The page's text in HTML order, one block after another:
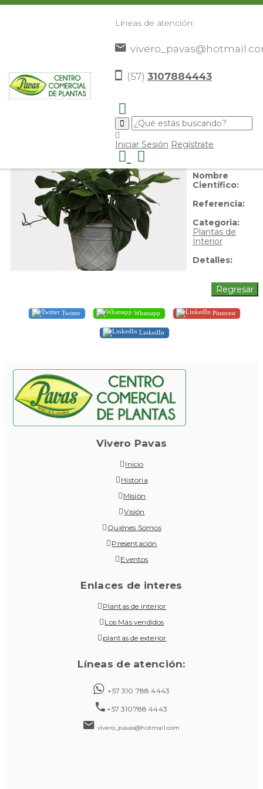
Líneas de atención:
(57) 3107884443
Iniciar Sesión Regístrate
Miami Negro
Común:
Nombre
Científico:
Referencia:
Categoria:
Plantas de
Interior
Detalles:
Twitter Whatsapp Pinterest
LinkedIn
Vivero Pavas
Inicio
Historia
Misión
Visión
Quiénes Somos
Presentación
Eventos
Enlaces de interes
Plantas de interior
Los Más vendidos
plantas de exterior
Líneas de atención:
+57 310 788 4443
+57 310788 4443
vivero_pavas@hotmail.com